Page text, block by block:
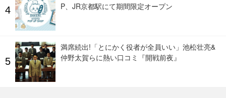
P、JR京都駅にて期間限定オープン
満席続出!「とにかく役者が全員いい」池松壮亮&
仲野太賀らに熱い口コミ『開戦前夜』